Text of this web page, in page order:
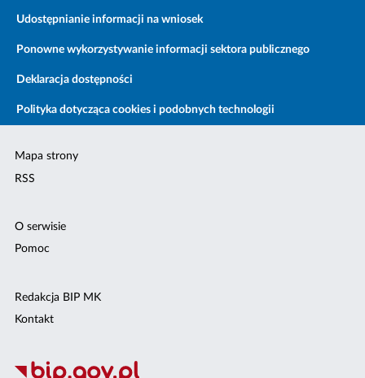
Udostępnianie informacji na wniosek
Ponowne wykorzystywanie informacji sektora publicznego
Deklaracja dostępności
Polityka dotycząca cookies i podobnych technologii
Mapa strony
RSS
O serwisie
Pomoc
Redakcja BIP MK
Kontakt